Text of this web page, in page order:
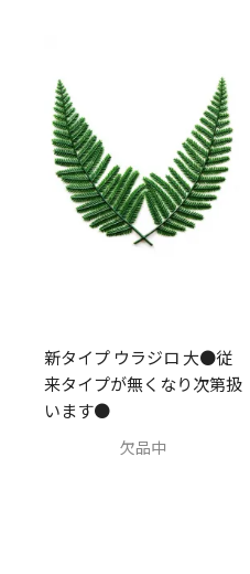
新タイプ ウラジロ 大●従
来タイプが無くなり次第扱
います●
欠品中